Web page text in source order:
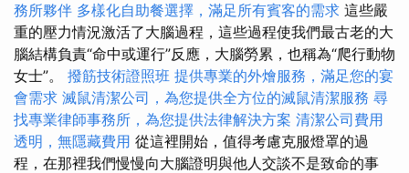
務所夥伴 多樣化自助餐選擇，滿足所有賓客的需求 這些嚴
重的壓力情況激活了大腦過程，這些過程使我們最古老的大
腦結構負責“命中或運行”反應，大腦勞累，也稱為“爬行動物
女士”。 撥筋技術證照班 提供專業的外燴服務，滿足您的宴
會需求 滅鼠清潔公司，為您提供全方位的滅鼠清潔服務 尋
找專業律師事務所，為您提供法律解決方案 清潔公司費用
透明，無隱藏費用 從這裡開始，值得考慮克服燈罩的過
程，在那裡我們慢慢向大腦證明與他人交談不是致命的事